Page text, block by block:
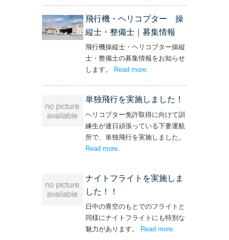
飛行機・ヘリコプター 操
縦士・整備士｜募集情報
飛行機操縦士・ヘリコプター操縦
士・整備士の募集情報をお知らせ
します。
Read more– ‘飛行機・ヘリコプター
.
単独飛行を実施しました！
ヘリコプター免許取得に向けて訓
練生が連日頑張っている下妻運航
所で、単独飛行を実施しました。
Read more
ナイトフライトを実施しま
した！！
日中の青空のもとでのフライトと
同様にナイトフライトにも特別な
魅力があります。
Read more– ‘ナイトフライト
.